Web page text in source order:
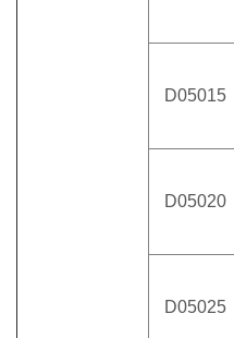
D05015
D05020
D05025